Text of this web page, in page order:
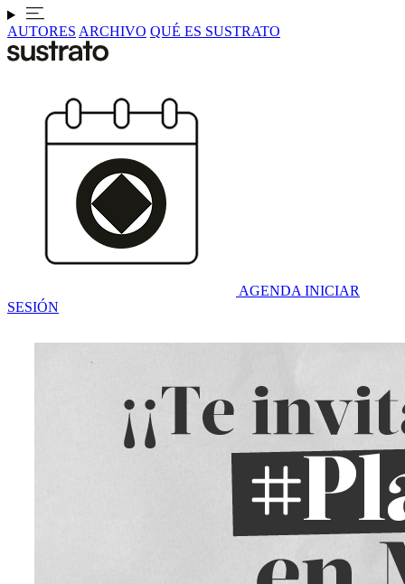
AUTORES ARCHIVO QUÉ ES SUSTRATO
AGENDA INICIAR
SESIÓN